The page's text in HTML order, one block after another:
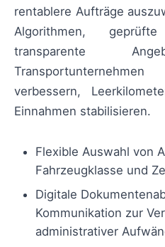
rentablere Aufträge
Algorithmen,
transparente
verbessern,
Einnahmen stabilisieren.
Flexible Auswahl von
Fahrzeugklasse und
Digitale
Kommunikation zur
administrativer